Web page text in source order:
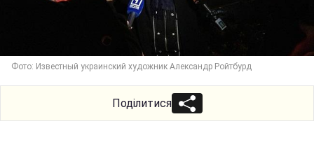
Фото: Известный украинский художник Александр Ройтбурд
Поділитися